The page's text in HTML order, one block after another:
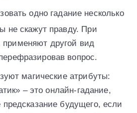
одно гадание несколько
не скажут правду. При
применяют другой вид
вопрос.
магические атрибуты:
– это онлайн-гадание,
будущего, если